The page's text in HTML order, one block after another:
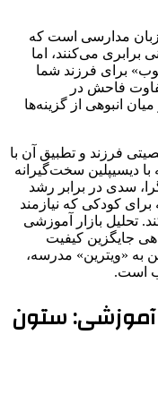
مدارسی است که
برابری می‌کنند، اما
برای فرزند شما
فاحش در
انبوهی از گزینه‌ها
فرزند و تطبیق آن با
دیسیپلین سخت‌گیرانه
سدی در برابر رشد
کودکی که نیازمند
بازار آموزشی
جایگزین کیفیت
به «ویترین» مدرسه،
است.
آموزشی: ستون